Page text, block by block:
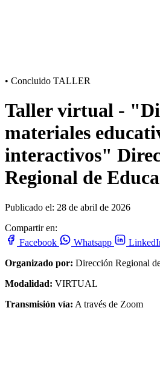
• Concluido TALLER
Taller virtual -
materiales
interactivos"
Regional de
Publicado el: 28 de abril de 2026
Compartir en:
Facebook
Whatsapp
Organizado por: Dirección Regional
Modalidad: VIRTUAL
Transmisión vía: A través de Zoom